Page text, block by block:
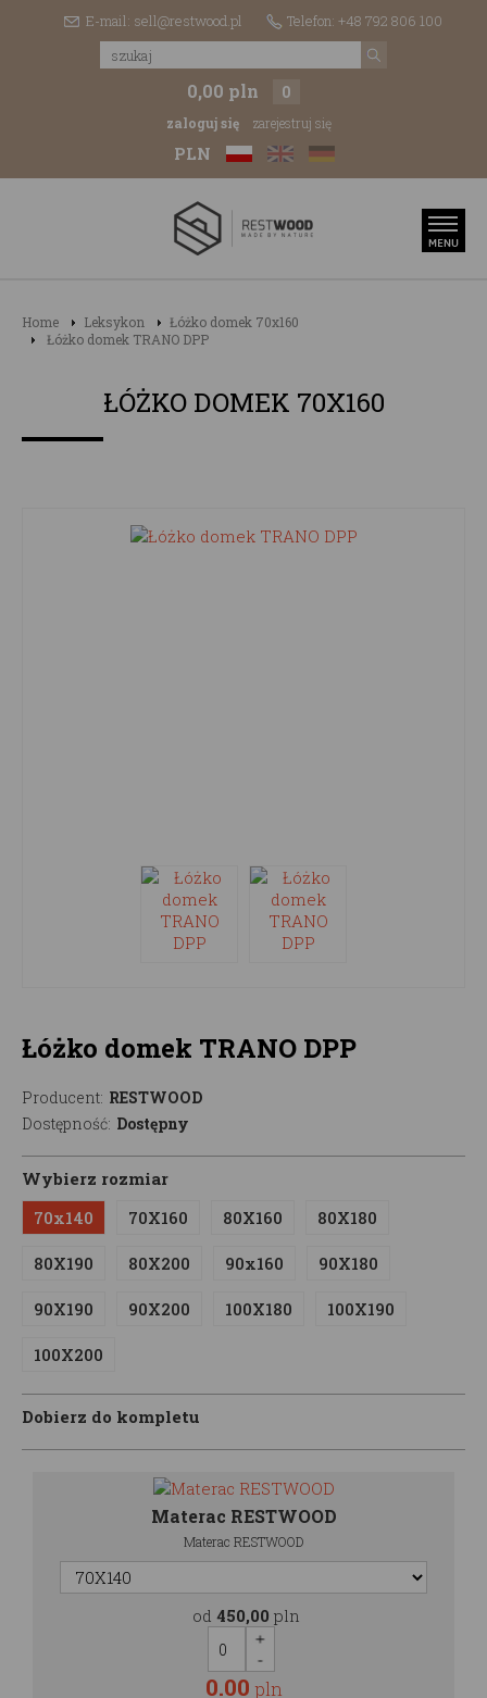
E-mail: sell@restwood.pl Telefon: +48 792 806 100
0,00 pln 0
zaloguj się zarejestruj się
PLN
Home Leksykon
Łóżko domek 70x160
Łóżko domek TRANO DPP
ŁÓŻKO DOMEK 70X160
Łóżko domek TRANO DPP
Producent: RESTWOOD
Dostępność: Dostępny
Wybierz rozmiar
70x140
70X160 80X160 80X180
80X190 80X200 90x160 90X180
90X190 90X200 100X180 100X190
100X200
Dobierz do kompletu
Materac RESTWOOD
Materac RESTWOOD
od 450,00 pln
0.00 pln